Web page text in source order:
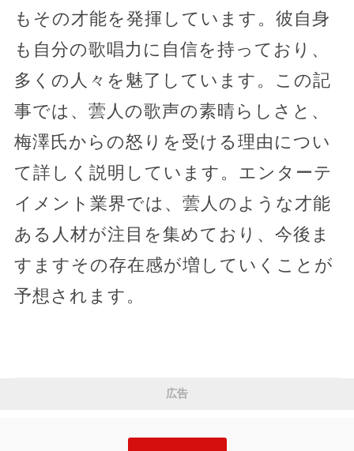
もその才能を発揮しています。彼自身
も自分の歌唱力に自信を持っており、
多くの人々を魅了しています。この記
事では、蕓人の歌声の素晴らしさと、
梅澤氏からの怒りを受ける理由につい
て詳しく説明しています。エンターテ
イメント業界では、蕓人のような才能
ある人材が注目を集めており、今後ま
すますその存在感が増していくことが
予想されます。
広告